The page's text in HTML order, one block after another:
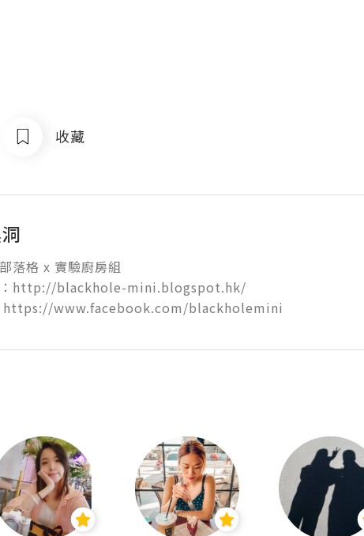
收藏
落格 x 實驗廚房組
：http://blackhole-mini.blogspot.hk/
https://www.facebook.com/blackholemini